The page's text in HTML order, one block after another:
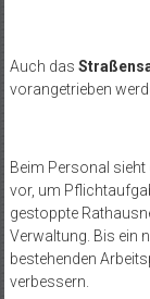
Auch das
vorangetrieben
Beim Personal sieht
vor, um
gestoppte
Verwaltung. Bis ein
bestehenden
verbessern.